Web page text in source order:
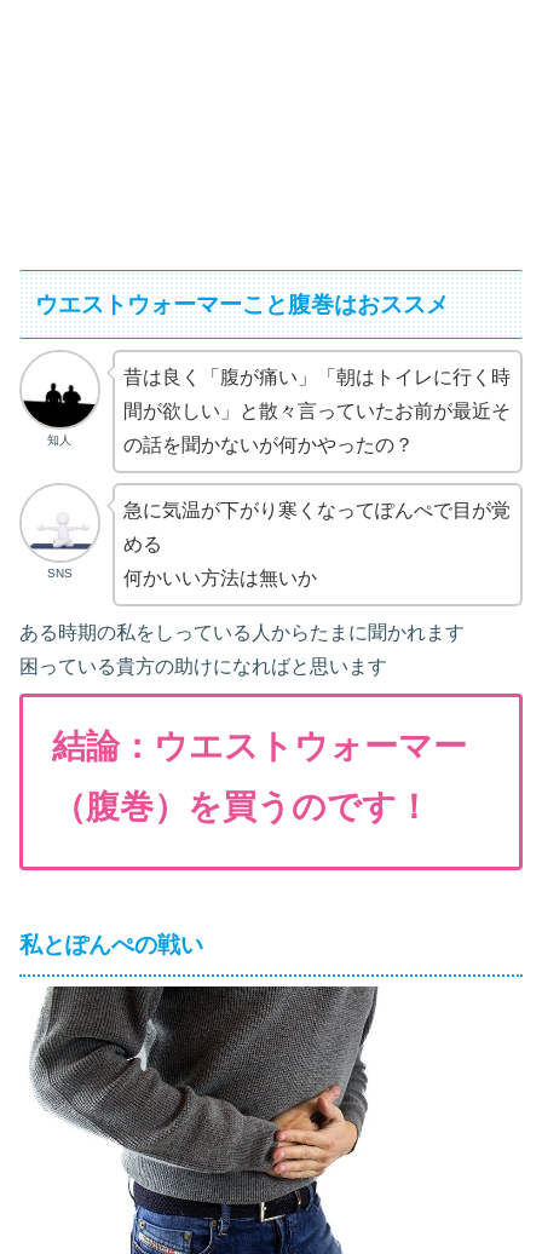
ウエストウォーマーこと腹巻はおススメ
知人
昔は良く「腹が痛い」「朝はトイレに行く時
間が欲しい」と散々言っていたお前が最近そ
の話を聞かないが何かやったの？
SNS
急に気温が下がり寒くなってぽんぺで目が覚
める
何かいい方法は無いか
ある時期の私をしっている人からたまに聞かれます
困っている貴方の助けになればと思います
結論：ウエストウォーマー
（腹巻）を買うのです！
私とぽんぺの戦い